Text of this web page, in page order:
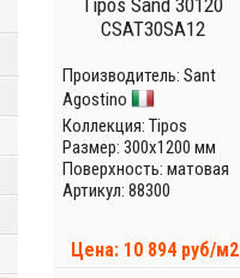
Tipos Sand 30120
CSAT30SA12
Производитель: Sant
Agostino
Коллекция: Tipos
Размер: 300x1200 мм
Поверхность: матовая
Артикул: 88300
Цена: 10 894 руб/м2